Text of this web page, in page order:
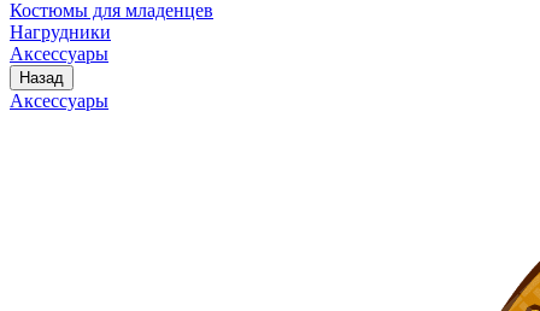
Костюмы для младенцев
Нагрудники
Аксессуары
Назад
Аксессуары